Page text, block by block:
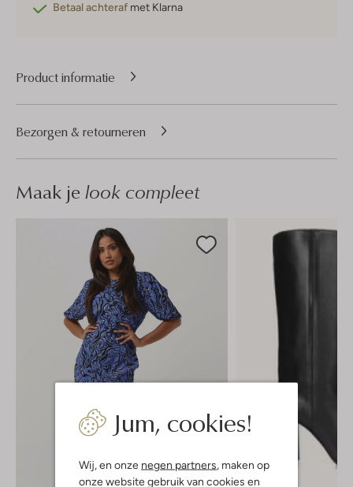
Jum, cookies!
Wij, en onze negen partners, maken op
onze website gebruik van cookies en
Betaal achteraf met Klarna
Product informatie
Bezorgen & retourneren
Maak je look compleet